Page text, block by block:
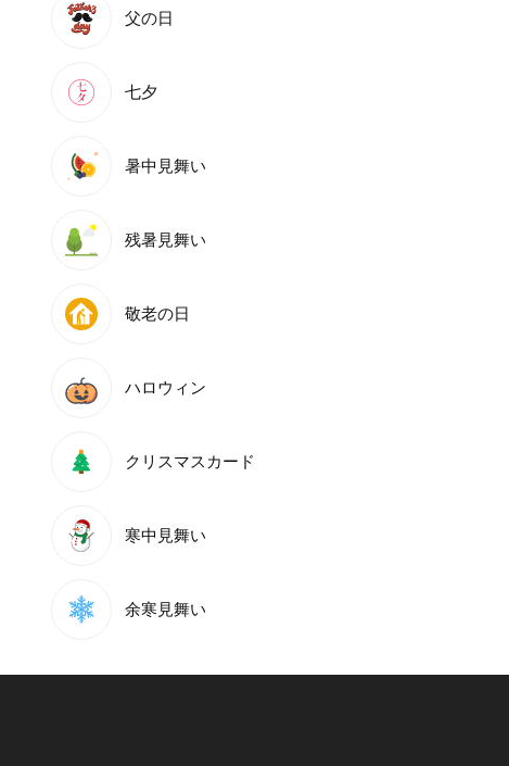
父の日
七夕
暑中見舞い
残暑見舞い
敬老の日
ハロウィン
クリスマスカード
寒中見舞い
余寒見舞い